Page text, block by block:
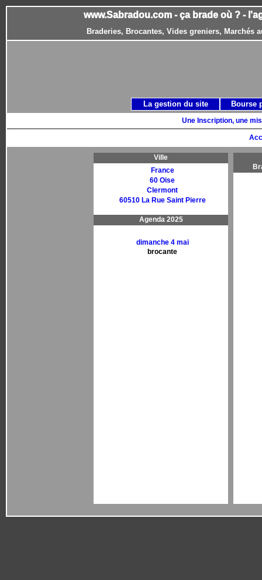
www.Sabradou.com - ça brade où ? -
Braderies, Brocantes, Vides greniers, Marchés
Une Inscription, une
Ville
France
60 Oise
Clermont
60510 La Rue Saint Pierre
Agenda 2025
dimanche 4 mai
brocante
La gestion du site Bourse